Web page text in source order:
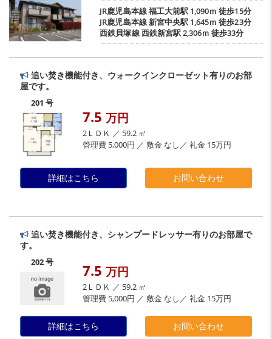
JR鹿児島本線福工大前駅1,090ｍ 徒歩15分
JR鹿児島本線新宮中央駅1,645ｍ 徒歩23分
西鉄貝塚線西鉄新宮駅2,306ｍ 徒歩33分
追い焚き機能付き、ウォークインクローゼット有りのお部
屋です。
201 号
7.5 万円
2ＬＤＫ ／ 59.2 ㎡
管理費 5,000円 ／ 敷金 なし／ 礼金 15万円
詳細はこちら お問い合わせ
追い焚き機能付き、シャンプードレッサー有りのお部屋で
す。
202 号 7.5 万円
2ＬＤＫ ／ 59.2 ㎡
管理費 5,000円 ／ 敷金 なし／ 礼金 15万円
詳細はこちら お問い合わせ